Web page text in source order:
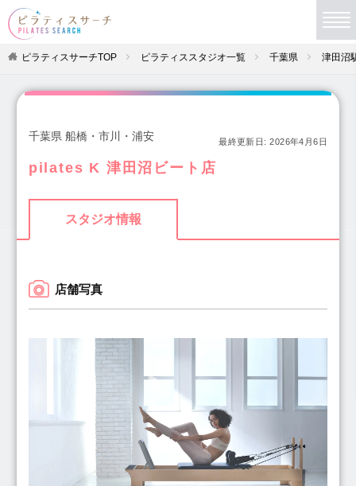
ピラティスサーチTOP ピラティススタジオ一覧 千葉県 津田沼
千葉県 船橋・市川・浦安 最終更新日:2026年4月6日
pilates K 津田沼ビート店
スタジオ情報
店舗写真